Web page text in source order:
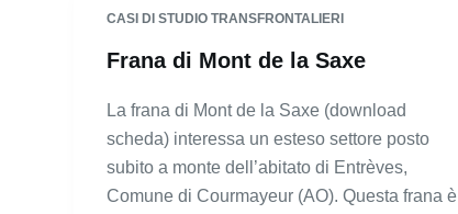
CASI DI STUDIO TRANSFRONTALIERI
Frana di Mont de la Saxe
La frana di Mont de la Saxe (download
scheda) interessa un esteso settore posto
subito a monte dell’abitato di Entrèves,
Comune di Courmayeur (AO). Questa frana è